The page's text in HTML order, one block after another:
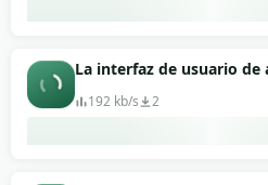
La interfaz de usuario
192 kb/s 2